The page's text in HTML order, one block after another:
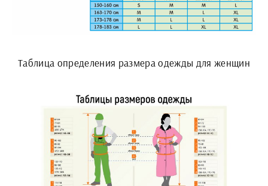
Таблица определения размера одежды для женщин